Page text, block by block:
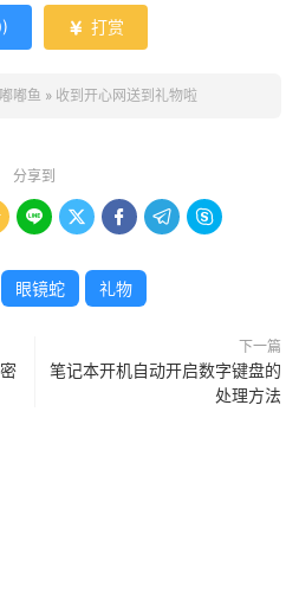
)  打赏
嘟嘟鱼 » 收到开心网送到礼物啦
分享到
    
眼镜蛇 礼物
下一篇
笔记本开机自动开启数字键盘的
处理方法